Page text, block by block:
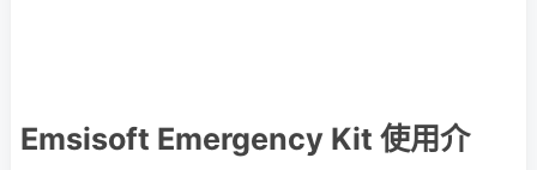
Emsisoft Emergency Kit 使用介